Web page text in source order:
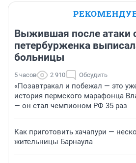
Выжившая после атаки
петербурженка
больницы
5 часов 2 910 Обсудить
«Позавтракал и побежал — это
история пермского марафонца
— он стал чемпионом РФ 35 раз
Как приготовить хачапури —
жительницы Барнаула